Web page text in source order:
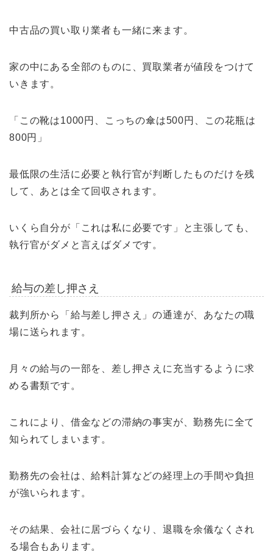
中古品の買い取り業者も一緒に来ます。
家の中にある全部のものに、買取業者が値段をつけて
いきます。
「この靴は1000円、こっちの傘は500円、この花瓶は
800円」
最低限の生活に必要と執行官が判断したものだけを残
して、あとは全て回収されます。
いくら自分が「これは私に必要です」と主張しても、
執行官がダメと言えばダメです。
給与の差し押さえ
裁判所から「給与差し押さえ」の通達が、あなたの職
場に送られます。
月々の給与の一部を、差し押さえに充当するように求
める書類です。
これにより、借金などの滞納の事実が、勤務先に全て
知られてしまいます。
勤務先の会社は、給料計算などの経理上の手間や負担
が強いられます。
その結果、会社に居づらくなり、退職を余儀なくされ
る場合もあります。